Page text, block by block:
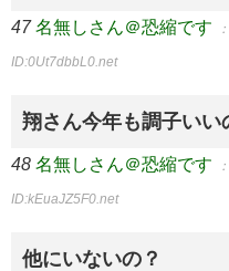
47 名無しさん＠恐縮です
ID:0Ut7dbbL0.net
翔さん今年も調子いい
48 名無しさん＠恐縮です
ID:kEuaJZ5F0.net
他にいないの？